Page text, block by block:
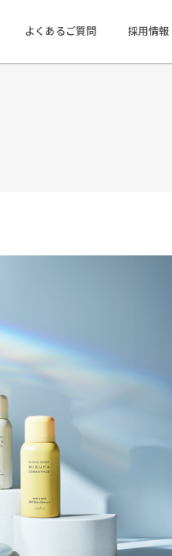
よくあるご質問 採用情報